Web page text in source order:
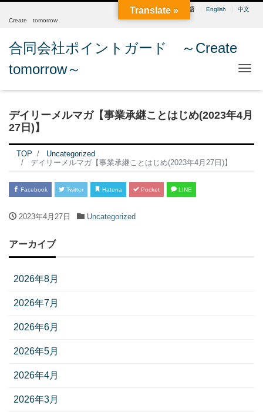
日本語 English
中文
Create tomorrow
合同会社ポイントガード ～Create
tomorrow～
デイリーメルマガ【事業承継ことはじめ(2023年4月
27日)】
TOP
Uncategorized
デイリーメルマガ【事業承継ことはじめ(2023年4月27日)】
Facebook Twitter Hatena Pocket LINE
2023年4月27日 Uncategorized
アーカイブ
2026年8月
2026年7月
2026年6月
2026年5月
2026年4月
2026年3月
Translate »